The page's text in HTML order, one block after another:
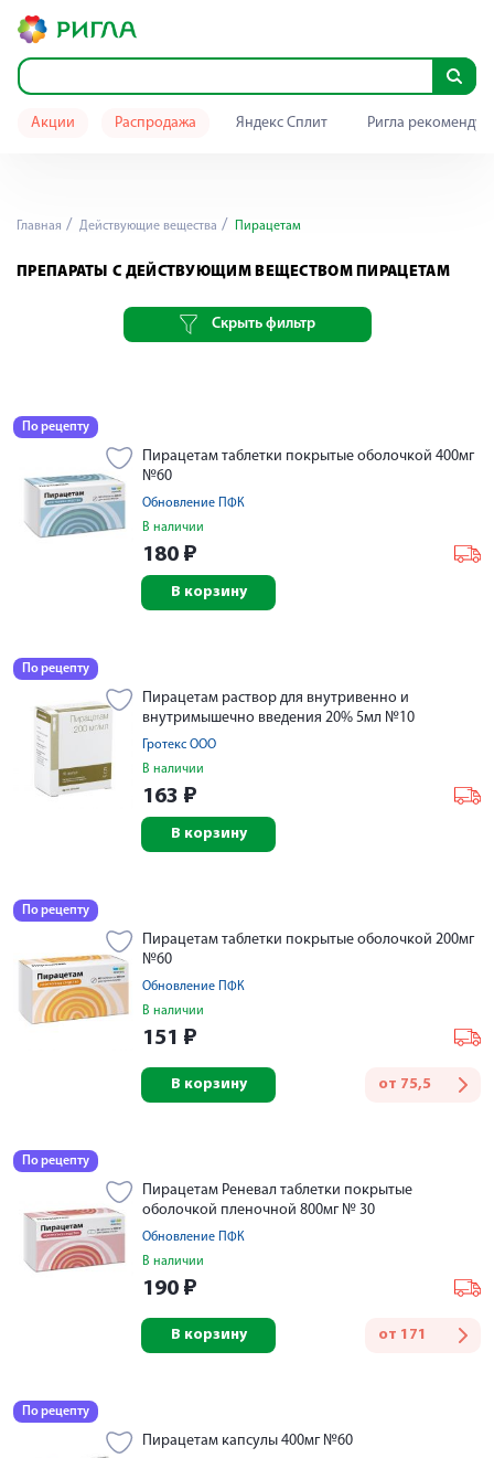
Акции Распродажа Яндекс Сплит Ригла
Главная Действующие вещества Пирацетам
ПРЕПАРАТЫ С ДЕЙСТВУЮЩИМ ВЕЩЕСТВОМ ПИРАЦЕТАМ
Скрыть фильтр
По рецепту
Пирацетам таблетки покрытые оболочкой 400мг
№60
Обновление ПФК
В наличии
180 ₽
В корзину
По рецепту
Пирацетам раствор для внутривенно и
внутримышечно введения 20% 5мл №10
Гротекс ООО
В наличии
163 ₽
В корзину
По рецепту
Пирацетам таблетки покрытые оболочкой 200мг
№60
Обновление ПФК
В наличии
151 ₽
от 75,5
В корзину
По рецепту
Пирацетам Реневал таблетки покрытые
оболочкой пленочной 800мг № 30
Обновление ПФК
В наличии
190 ₽
от 171
В корзину
По рецепту
Пирацетам капсулы 400мг №60